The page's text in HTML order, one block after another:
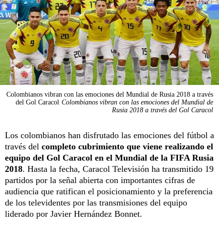
Colombianos vibran con las emociones del Mundial de Rusia 2018 a través
del Gol Caracol Colombianos vibran con las emociones del Mundial de
Rusia 2018 a través del Gol Caracol
Los colombianos han disfrutado las emociones del fútbol a
través del completo cubrimiento que viene realizando el
equipo del Gol Caracol en el Mundial de la FIFA Rusia
2018. Hasta la fecha, Caracol Televisión ha transmitido 19
partidos por la señal abierta con importantes cifras de
audiencia que ratifican el posicionamiento y la preferencia
de los televidentes por las transmisiones del equipo
liderado por Javier Hernández Bonnet.